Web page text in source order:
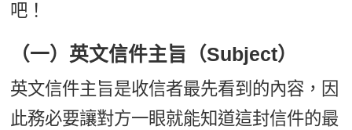
吧！
（一）英文信件主旨（Subject）
英文信件主旨是收信者最先看到的內容，因
此務必要讓對方一眼就能知道這封信件的最